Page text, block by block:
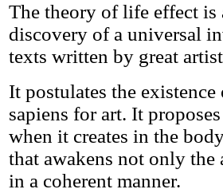
The theory of life effect is
discovery of a universal
texts written by great
It postulates the
sapiens for art. It
when it creates in the
that awakens not only the
in a coherent manner.